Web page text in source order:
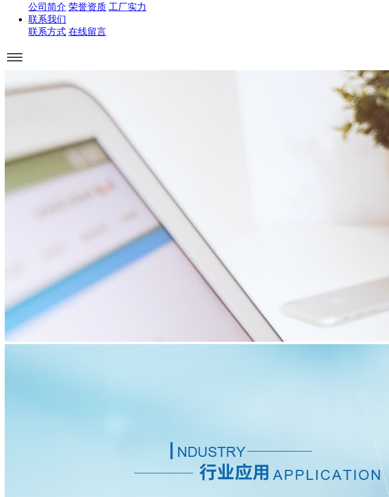
公司简介 荣誉资质 工厂实力
联系我们
联系方式 在线留言